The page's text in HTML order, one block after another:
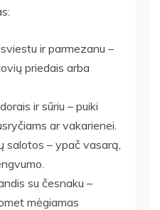
ir parmezanu –
priedais arba
ir sūriu – puiki
ar vakarienei.
– ypač vasarą,
su česnaku –
mėgiamas